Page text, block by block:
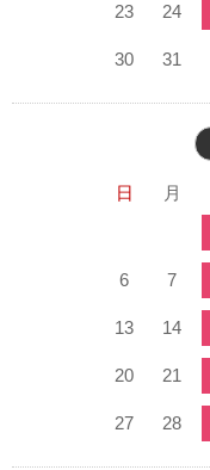
23 24
30 31
日 月
6 7
13 14
20 21
27 28